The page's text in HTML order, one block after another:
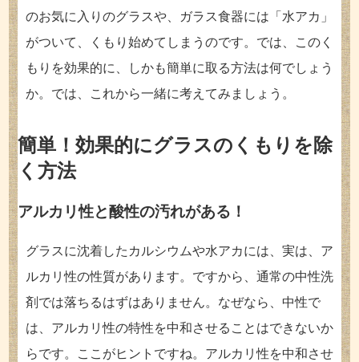
のお気に入りのグラスや、ガラス食器には「水アカ」
がついて、くもり始めてしまうのです。では、このく
もりを効果的に、しかも簡単に取る方法は何でしょう
か。では、これから一緒に考えてみましょう。
簡単！効果的にグラスのくもりを除
く方法
アルカリ性と酸性の汚れがある！
グラスに沈着したカルシウムや水アカには、実は、ア
ルカリ性の性質があります。ですから、通常の中性洗
剤では落ちるはずはありません。なぜなら、中性で
は、アルカリ性の特性を中和させることはできないか
らです。ここがヒントですね。アルカリ性を中和させ